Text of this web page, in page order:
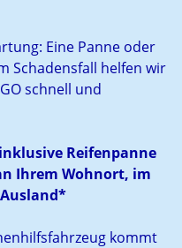
Eine Panne oder
Schadensfall helfen wir
schnell und
Reifenpanne
Ihrem Wohnort, im
kommt